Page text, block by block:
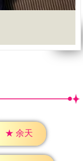
★ 余天